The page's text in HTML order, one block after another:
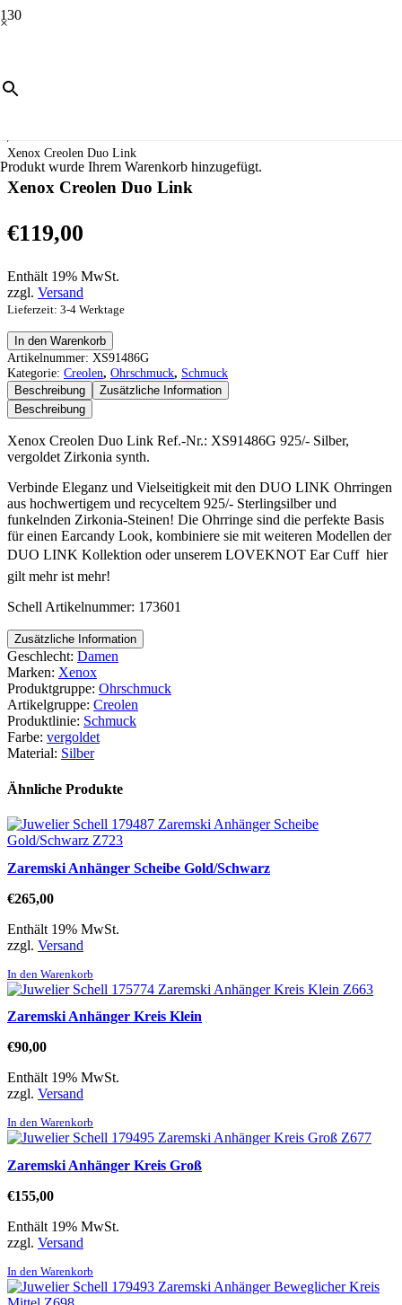
×
Produkt wurde Ihrem Warenkorb hinzugefügt.
Ohrschmuck
/
Xenox Creolen Duo Link
Xenox Creolen Duo Link
€119,00
Enthält 19% MwSt.
zzgl. Versand
Lieferzeit: 3-4 Werktage
Xenox
Creolen
Duo
Link
Menge
In den Warenkorb
Artikelnummer: XS91486G
Kategorie: Creolen, Ohrschmuck, Schmuck
Beschreibung
Zusätzliche Information
Beschreibung
Xenox Creolen Duo Link Ref.-Nr.: XS91486G 925/- Silber,
vergoldet Zirkonia synth.
Verbinde Eleganz und Vielseitigkeit mit den DUO LINK Ohrringen
aus hochwertigem und recyceltem 925/- Sterlingsilber und
funkelnden Zirkonia-Steinen! Die Ohrringe sind die perfekte Basis
für einen Earcandy Look, kombiniere sie mit weiteren Modellen der
DUO LINK Kollektion oder unserem LOVEKNOT Ear Cuff  hier
gilt mehr ist mehr!
Schell Artikelnummer: 173601
Zusätzliche Information
Geschlecht: Damen
Marken: Xenox
Produktgruppe: Ohrschmuck
Artikelgruppe: Creolen
Produktlinie: Schmuck
Farbe: vergoldet
Material: Silber
Ähnliche Produkte
Zaremski Anhänger Scheibe Gold/Schwarz
€265,00
Enthält 19% MwSt.
zzgl. Versand
In den Warenkorb
Zaremski Anhänger Kreis Klein
€90,00
Enthält 19% MwSt.
zzgl. Versand
In den Warenkorb
Zaremski Anhänger Kreis Groß
€155,00
Enthält 19% MwSt.
zzgl. Versand
In den Warenkorb